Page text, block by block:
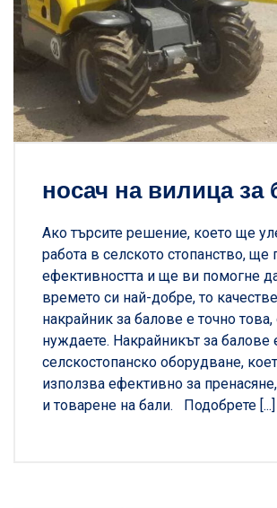
носач на вилица за
Ако търсите решение, което ще
работа в селското стопанство,
ефективността и ще ви помогне
времето си най-добре, то
накрайник за балове е точно това,
нуждаете. Накрайникът за балове
селскостопанско оборудване,
използва ефективно за
и товарене на бали. Подобрете [...]